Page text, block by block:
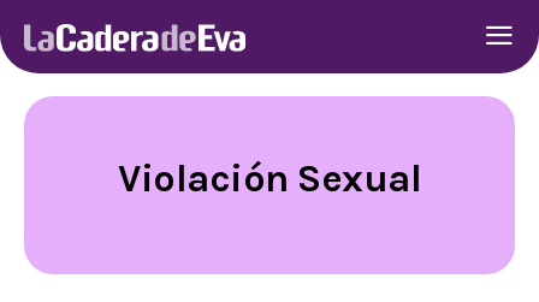
Violación Sexual